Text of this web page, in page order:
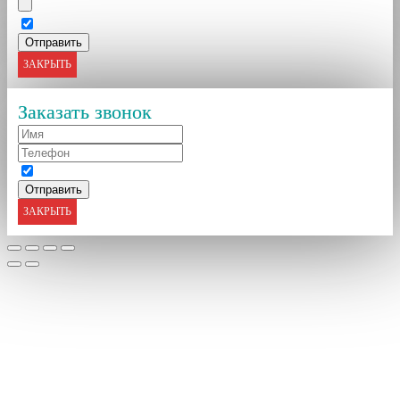
ЗАКРЫТЬ
Заказать звонок
ЗАКРЫТЬ